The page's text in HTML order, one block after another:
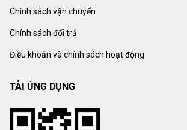
Chính sách vận chuyển
Chính sách đổi trả
Điều khoản và chính sách hoạt động
TẢI ỨNG DỤNG